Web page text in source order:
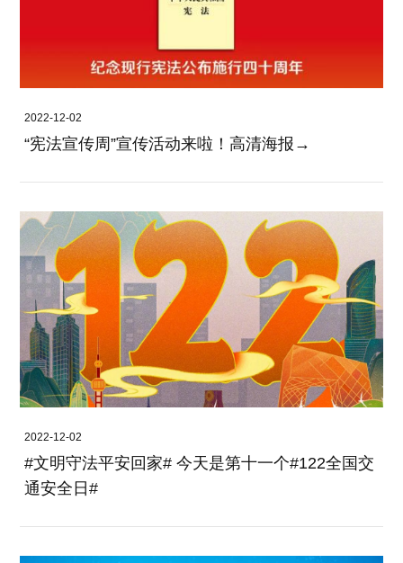
2022-12-02
“宪法宣传周”宣传活动来啦！高清海报→
2022-12-02
#文明守法平安回家# 今天是第十一个#122全国交
通安全日#